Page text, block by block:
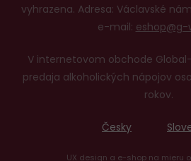
vyhrazena. Adresa: Václavské
e-mail: eshop@g-
V internetovom obchode
predaja alkoholických nápojov
rokov.
Česky
UX design a e-shop na mieru